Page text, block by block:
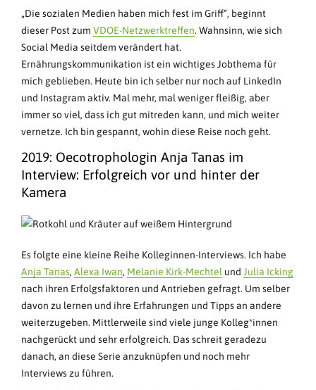
„Die sozialen Medien haben mich fest im Griff“, beginnt
dieser Post zum VDOE-Netzwerktreffen. Wahnsinn, wie sich
Social Media seitdem verändert hat.
Ernährungskommunikation ist ein wichtiges Jobthema für
mich geblieben. Heute bin ich selber nur noch auf LinkedIn
und Instagram aktiv. Mal mehr, mal weniger fleißig, aber
immer so viel, dass ich gut mitreden kann, und mich weiter
vernetze. Ich bin gespannt, wohin diese Reise noch geht.
2019: Oecotrophologin Anja Tanas im
Interview: Erfolgreich vor und hinter der
Kamera
Es folgte eine kleine Reihe Kolleginnen-Interviews. Ich habe
Anja Tanas, Alexa Iwan, Melanie Kirk-Mechtel und Julia Icking
nach ihren Erfolgsfaktoren und Antrieben gefragt. Um selber
davon zu lernen und ihre Erfahrungen und Tipps an andere
weiterzugeben. Mittlerweile sind viele junge Kolleg*innen
nachgerückt und sehr erfolgreich. Das schreit geradezu
danach, an diese Serie anzuknüpfen und noch mehr
Interviews zu führen.